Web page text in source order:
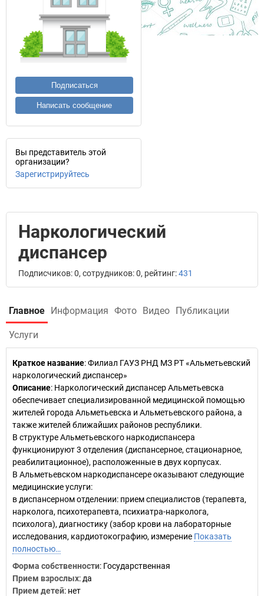
Подписаться
Написать сообщение
Вы представитель этой
организации?
Зарегистрируйтесь
Наркологический
диспансер
Подписчиков: 0, сотрудников: 0, рейтинг:431
Главное Информация Фото Видео Публикации
Услуги
Краткое название:Филиал ГАУЗ РНД МЗ РТ «Альметьевский
наркологический диспансер»
Описание: Наркологический диспансер Альметьевска
обеспечивает специализированной медицинской помощью
жителей города Альметьевска и Альметьевского района, а
также жителей ближайших районов республики.
В структуре Альметьевского наркодиспансера
функционируют 3 отделения (диспансерное, стационарное,
реабилитационное), расположенные в двух корпусах.
В Альметьевском наркодиспансере оказывают следующие
медицинские услуги:
в диспансерном отделении: прием специалистов (терапевта,
нарколога, психотерапевта, психиатра-нарколога,
психолога), диагностику (забор крови на лабораторные
исследования, кардиотокографию, измерение Показать
полностью…
Форма собственности: Государственная
Прием взрослых: да
Прием детей: нет